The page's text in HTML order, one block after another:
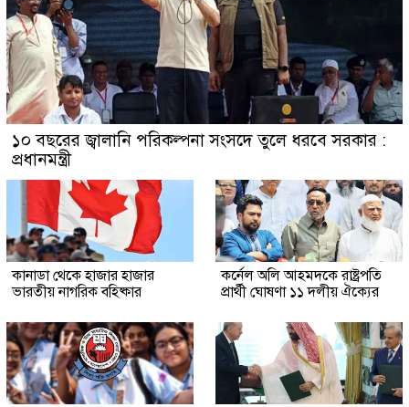
১০ বছরের জ্বালানি পরিকল্পনা সংসদে তুলে ধরবে সরকার :
প্রধানমন্ত্রী
কানাডা থেকে হাজার হাজার
ভারতীয় নাগরিক বহিষ্কার
কর্নেল অলি আহমদকে রাষ্ট্রপতি
প্রার্থী ঘোষণা ১১ দলীয় ঐক্যের